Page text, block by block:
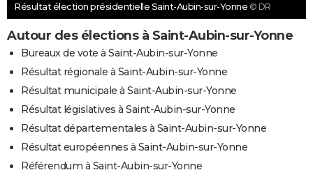
Résultat élection présidentielle Saint-Aubin-sur-Yonne © DR
Autour des élections à Saint-Aubin-sur-Yonne
Bureaux de vote à Saint-Aubin-sur-Yonne
Résultat régionale à Saint-Aubin-sur-Yonne
Résultat municipale à Saint-Aubin-sur-Yonne
Résultat législatives à Saint-Aubin-sur-Yonne
Résultat départementales à Saint-Aubin-sur-Yonne
Résultat européennes à Saint-Aubin-sur-Yonne
Référendum à Saint-Aubin-sur-Yonne